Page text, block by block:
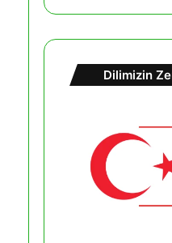
Dilimizin